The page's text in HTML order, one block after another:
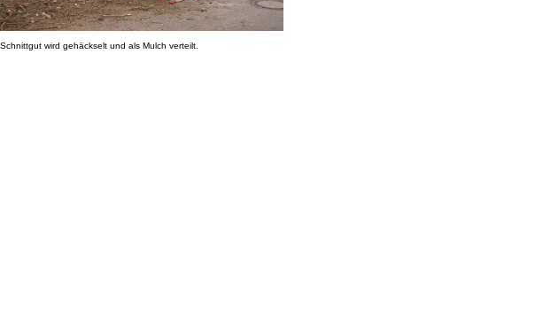
Schnittgut wird gehäckselt und als Mulch verteilt.